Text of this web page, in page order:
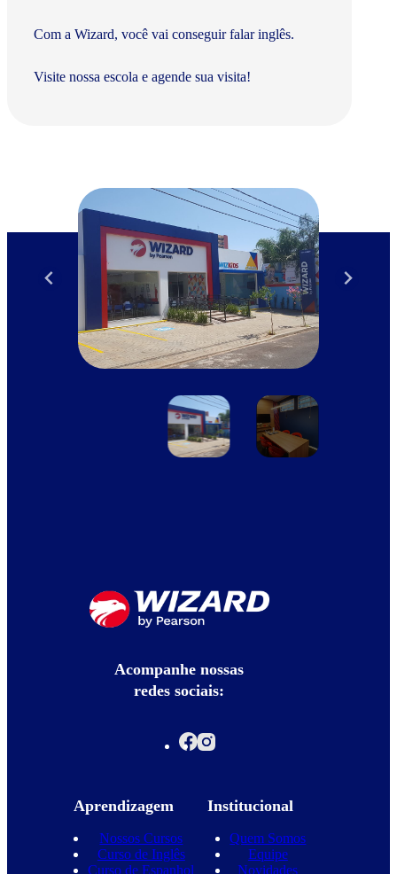
Com a Wizard, você vai conseguir falar inglês.
Visite nossa escola e agende sua visita!
Acompanhe nossas
redes sociais:
Aprendizagem
Nossos Cursos
Curso de Inglês
Curso de Espanhol
Institucional
Quem Somos
Equipe
Novidades